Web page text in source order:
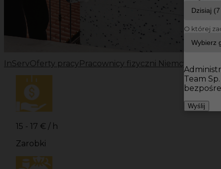
InServOferty pracy Pracownicy fizyczni Niemcy
15 - 17 € / h
Zarobki
O której
Team
Wyślij